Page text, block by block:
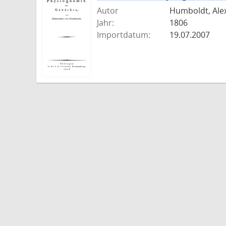
Autor
Humboldt,
Jahr:
1806
Importdatum:
19.07.2007